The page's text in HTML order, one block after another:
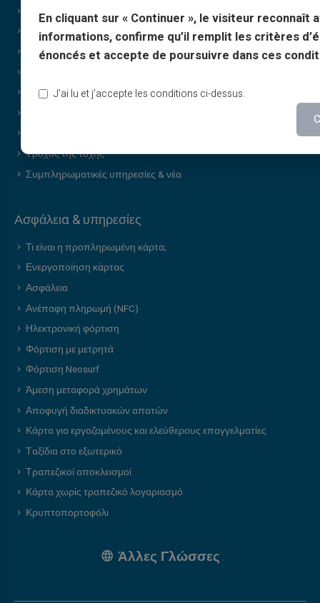
Εκτύπωση κατ’ απαίτηση
Δώρα
Ειδική προσφορά cashback
Διακριτικές / εμπιστευτικές αγορές
Τροχός της τύχης
Συμπληρωματικές υπηρεσίες & νέα
Ασφάλεια & υπηρεσίες
Τι είναι η προπληρωμένη κάρτα;
Ενεργοποίηση κάρτας
Ασφάλεια
Ανέπαφη πληρωμή (NFC)
Ηλεκτρονική φόρτιση
Φόρτιση με μετρητά
Φόρτιση Neosurf
Άμεση μεταφορά χρημάτων
Αποφυγή διαδικτυακών απατών
Κάρτα για εργαζομένους και ελεύθερους επαγγελματίες
Ταξίδια στο εξωτερικό
Τραπεζικοί αποκλεισμοί
Κάρτα χωρίς τραπεζικό λογαριασμό
Κρυπτοπορτοφόλι
Άλλες Γλώσσες
En cliquant sur « Continuer », le visiteur reconnaît
informations, confirme qu’il remplit les critères
énoncés et accepte de poursuivre dans ces
J’ai lu et j’accepte les conditions ci-dessus.